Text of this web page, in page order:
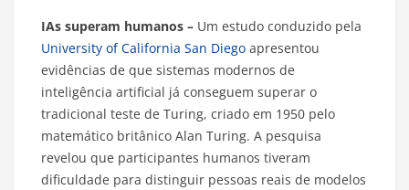
IAs superam humanos – Um estudo conduzido pela
University of California San Diego apresentou
evidências de que sistemas modernos de
inteligência artificial já conseguem superar o
tradicional teste de Turing, criado em 1950 pelo
matemático britânico Alan Turing. A pesquisa
revelou que participantes humanos tiveram
dificuldade para distinguir pessoas reais de modelos